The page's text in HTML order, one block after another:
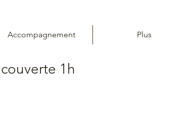
Accompagnement Plus
1h